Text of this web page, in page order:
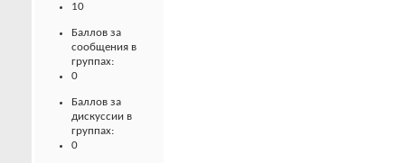
10
Баллов за
сообщения в
группах:
0
Баллов за
дискуссии в
группах:
0